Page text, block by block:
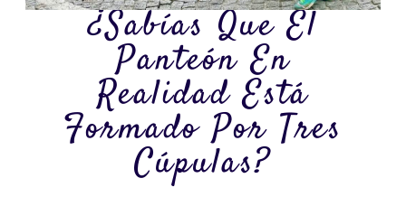
¿Sabías Que El
Panteón En
Realidad Está
Formado Por Tres
Cúpulas?